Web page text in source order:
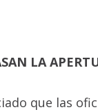
LA
que las